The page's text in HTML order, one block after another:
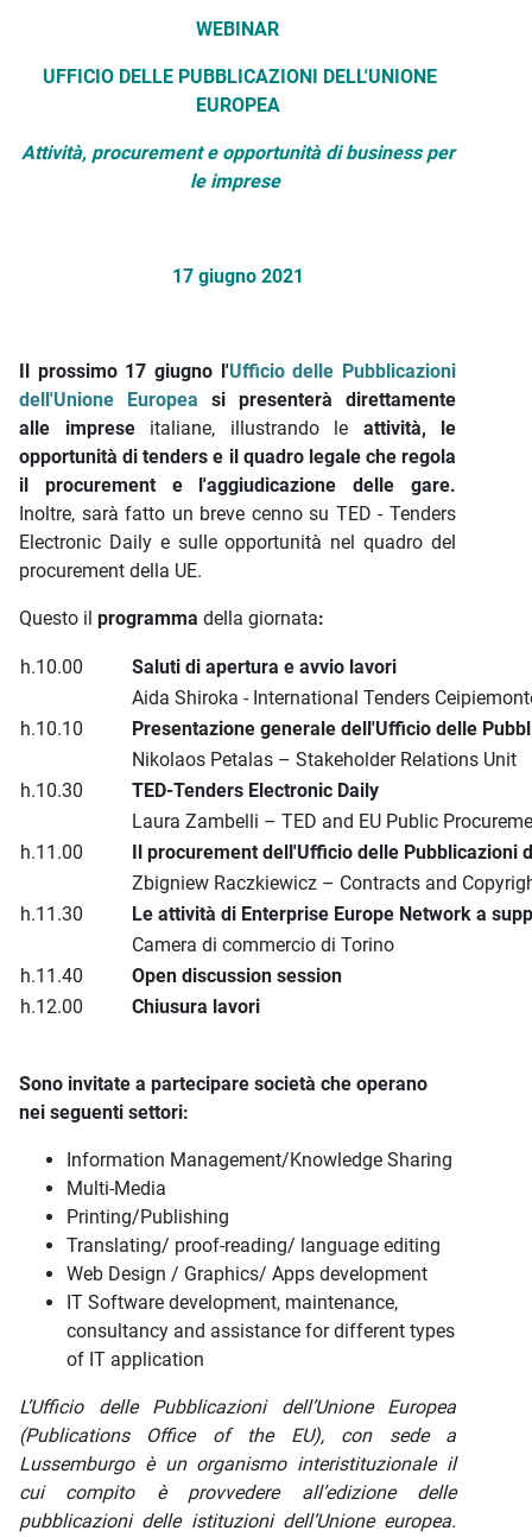
WEBINAR
UFFICIO DELLE PUBBLICAZIONI DELL'UNIONE
EUROPEA
Attività, procurement e opportunità di business per
le imprese
17 giugno 2021
Il prossimo 17 giugno l'Ufficio delle Pubblicazioni
dell'Unione Europea si presenterà direttamente
alle imprese italiane, illustrando le attività, le
opportunità di tenders e il quadro legale che regola
il procurement e l'aggiudicazione delle gare.
Inoltre, sarà fatto un breve cenno su TED - Tenders
Electronic Daily e sulle opportunità nel quadro del
procurement della UE.
Questo il programma della giornata:
h.10.00
Saluti di apertura e avvio lavori
Aida Shiroka - International Tenders
h.10.10
Presentazione generale dell'Ufficio delle
Nikolaos Petalas – Stakeholder Relations Unit
h.10.30
TED-Tenders Electronic Daily
Laura Zambelli – TED and EU Public
h.11.00
Il procurement dell'Ufficio delle
Zbigniew Raczkiewicz – Contracts and
h.11.30
Le attività di Enterprise Europe Network a
Camera di commercio di Torino
h.11.40
Open discussion session
h.12.00
Chiusura lavori
Sono invitate a partecipare società che operano
nei seguenti settori:
Information Management/Knowledge Sharing
Multi-Media
Printing/Publishing
Translating/ proof-reading/ language editing
Web Design / Graphics/ Apps development
IT Software development, maintenance,
consultancy and assistance for different types
of IT application
L’Ufficio delle Pubblicazioni dell’Unione Europea
(Publications Office of the EU), con sede a
Lussemburgo è un organismo interistituzionale il
cui compito è provvedere all’edizione delle
pubblicazioni delle istituzioni dell’Unione europea.